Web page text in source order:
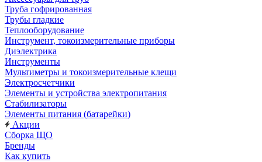
Труба гофрированная
Трубы гладкие
Теплооборудование
Инструмент, токоизмерительные приборы
Диэлектрика
Инструменты
Мультиметры и токоизмерительные клещи
Электросчетчики
Элементы и устройства электропитания
Стабилизаторы
Элементы питания (батарейки)
Акции
Сборка ЩО
Бренды
Как купить